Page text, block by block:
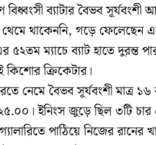
ব্যাটার বৈভব সূর্যবংশী
থাকেননি, গড়ে ফেলেছেন
ম্যাচে ব্যাট হাতে দুরন্ত
ক্রিকেটার।
নেমে বৈভব সূর্যবংশী মাত্র
ইনিংস জুড়ে ছিল ৩টি
পাঠিয়ে নিজের